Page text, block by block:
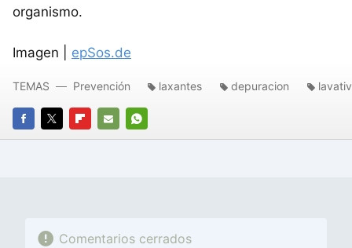
organismo.
Imagen | epSos.de
FACEBOOK
TWITTERFLIPBOARD
E-
WHATSAPP
TEMAS Prevención laxantes depuracion
Comentarios cerrados